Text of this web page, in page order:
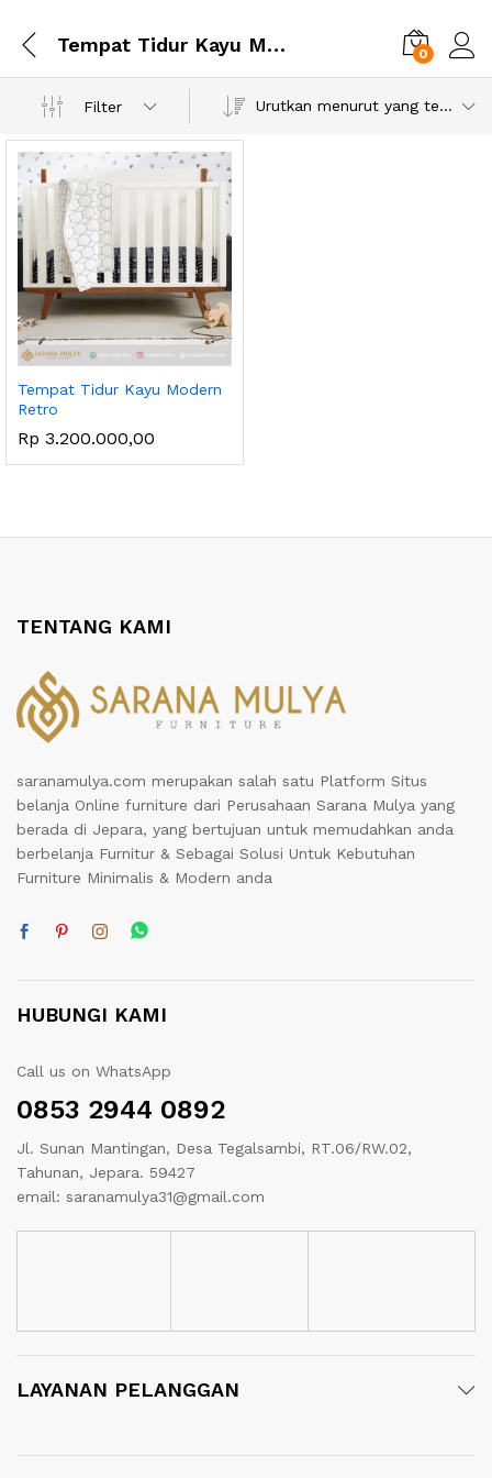
Tempat Tidur Kayu Modern Retro 0
Filter Urutkan menurut yang terbaru
Tempat Tidur Kayu Modern
Retro
Rp 3.200.000,00
TENTANG KAMI
saranamulya.com merupakan salah satu Platform Situs
belanja Online furniture dari Perusahaan Sarana Mulya yang
berada di Jepara, yang bertujuan untuk memudahkan anda
berbelanja Furnitur & Sebagai Solusi Untuk Kebutuhan
Furniture Minimalis & Modern anda
HUBUNGI KAMI
Call us on WhatsApp
0853 2944 0892
Jl. Sunan Mantingan, Desa Tegalsambi, RT.06/RW.02,
Tahunan, Jepara. 59427
email: saranamulya31@gmail.com
LAYANAN PELANGGAN